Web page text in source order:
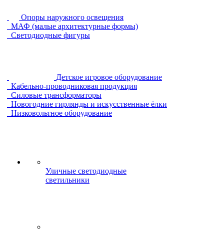
Опоры наружного освещения
МАФ (малые архитектурные формы)
Светодиодные фигуры
Детское игровое оборудование
Кабельно-проводниковая продукция
Силовые трансформаторы
Новогодние гирлянды и искусственные ёлки
Низковольтное оборудование
Уличные светодиодные
светильники